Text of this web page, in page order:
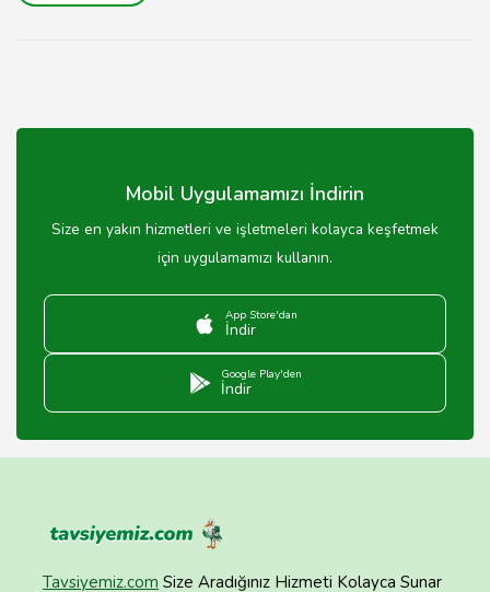
Mobil Uygulamamızı İndirin
Size en yakın hizmetleri ve işletmeleri kolayca keşfetmek
için uygulamamızı kullanın.
App Store'dan
İndir
Google Play'den
İndir
Tavsiyemiz.com Size Aradığınız Hizmeti Kolayca Sunar